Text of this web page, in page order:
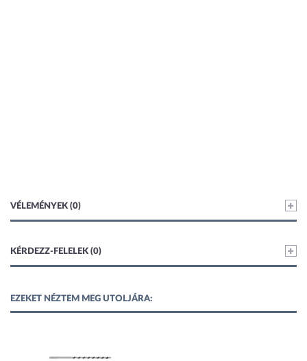
VÉLEMÉNYEK (0)
KÉRDEZZ-FELELEK (0)
EZEKET NÉZTEM MEG UTOLJÁRA: